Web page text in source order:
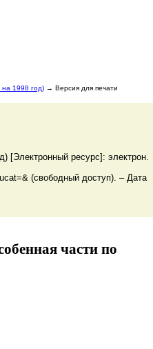
на 1998 год) → Версия для печати
[Электронный ресурс]: электрон.
(свободный доступ). – Дата
части по